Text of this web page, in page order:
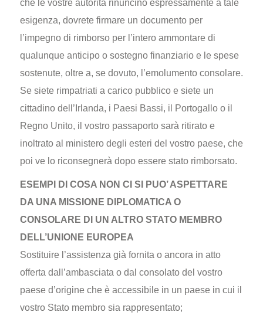
che le vostre autorità rinuncino espressamente a tale
esigenza, dovrete firmare un documento per
l’impegno di rimborso per l’intero ammontare di
qualunque anticipo o sostegno finanziario e le spese
sostenute, oltre a, se dovuto, l’emolumento consolare.
Se siete rimpatriati a carico pubblico e siete un
cittadino dell’Irlanda, i Paesi Bassi, il Portogallo o il
Regno Unito, il vostro passaporto sarà ritirato e
inoltrato al ministero degli esteri del vostro paese, che
poi ve lo riconsegnerà dopo essere stato rimborsato.
ESEMPI DI COSA NON CI SI PUO’ ASPETTARE
DA UNA MISSIONE DIPLOMATICA O
CONSOLARE DI UN ALTRO STATO MEMBRO
DELL’UNIONE EUROPEA
Sostituire l’assistenza già fornita o ancora in atto
offerta dall’ambasciata o dal consolato del vostro
paese d’origine che è accessibile in un paese in cui il
vostro Stato membro sia rappresentato;